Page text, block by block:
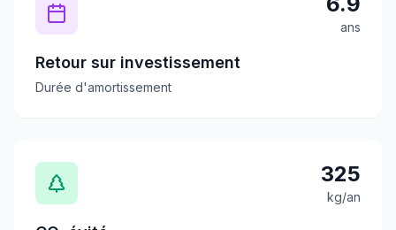
ans
Retour sur investissement
Durée d'amortissement
325
kg/an